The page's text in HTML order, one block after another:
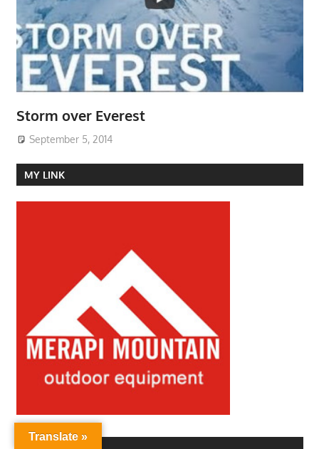
Storm over Everest
September 5, 2014
MY LINK
Translate »